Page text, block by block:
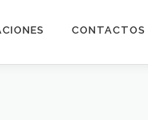
CONTACTOS